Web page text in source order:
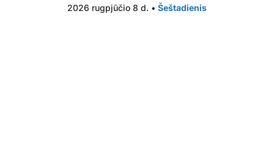
2026 rugpjūčio 8 d. • Šeštadienis